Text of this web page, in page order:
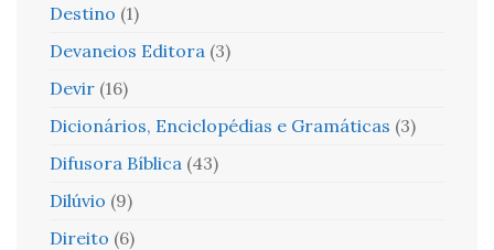
Destino (1)
Devaneios Editora (3)
Devir (16)
Dicionários, Enciclopédias e Gramáticas (3)
Difusora Bíblica (43)
Dilúvio (9)
Direito (6)